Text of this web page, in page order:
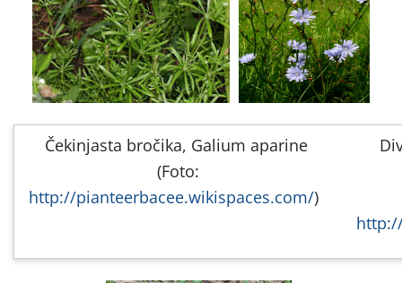
Čekinjasta bročika, Galium aparine
(Foto:
http://pianteerbacee.wikispaces.com/)